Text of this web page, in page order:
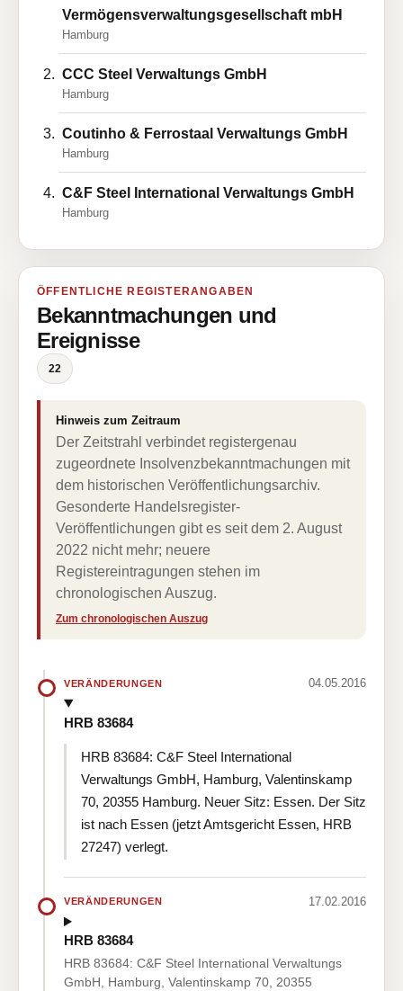
Vermögensverwaltungsgesellschaft mbH
Hamburg
CCC Steel Verwaltungs GmbH
Hamburg
Coutinho & Ferrostaal Verwaltungs GmbH
Hamburg
C&F Steel International Verwaltungs GmbH
Hamburg
ÖFFENTLICHE REGISTERANGABEN
Bekanntmachungen und
Ereignisse
22
Hinweis zum Zeitraum
Der Zeitstrahl verbindet registergenau
zugeordnete Insolvenzbekanntmachungen mit
dem historischen Veröffentlichungsarchiv.
Gesonderte Handelsregister-
Veröffentlichungen gibt es seit dem 2. August
2022 nicht mehr; neuere
Registereintragungen stehen im
chronologischen Auszug.
Zum chronologischen Auszug
VERÄNDERUNGEN 04.05.2016
HRB 83684
HRB 83684: C&F Steel International
Verwaltungs GmbH, Hamburg, Valentinskamp
70, 20355 Hamburg. Neuer Sitz: Essen. Der Sitz
ist nach Essen (jetzt Amtsgericht Essen, HRB
27247) verlegt.
VERÄNDERUNGEN 17.02.2016
HRB 83684
HRB 83684: C&F Steel International Verwaltungs
GmbH, Hamburg, Valentinskamp 70, 20355